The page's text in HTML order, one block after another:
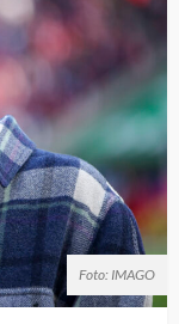
Foto: IMAGO